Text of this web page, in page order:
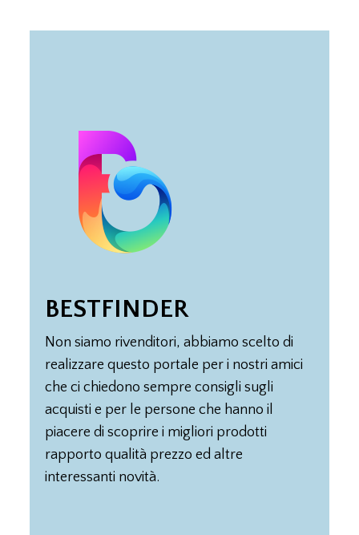
BESTFINDER
Non siamo rivenditori, abbiamo scelto di
realizzare questo portale per i nostri amici
che ci chiedono sempre consigli sugli
acquisti e per le persone che hanno il
piacere di scoprire i migliori prodotti
rapporto qualità prezzo ed altre
interessanti novità.